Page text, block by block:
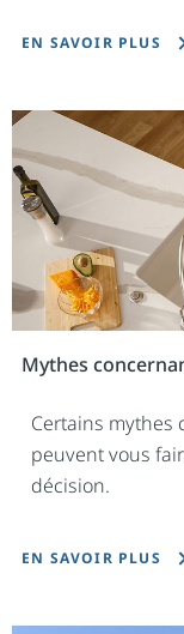
EN SAVOIR PLUS
Mythes
Certains mythes
peuvent vous
décision.
EN SAVOIR PLUS